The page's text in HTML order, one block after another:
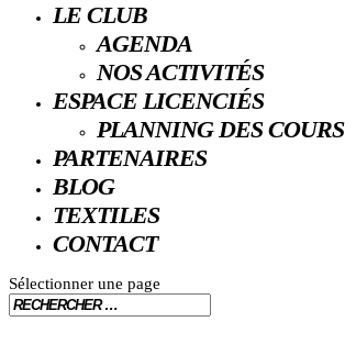
LE CLUB
AGENDA
NOS ACTIVITÉS
ESPACE LICENCIÉS
PLANNING DES COURS
PARTENAIRES
BLOG
TEXTILES
CONTACT
Sélectionner une page